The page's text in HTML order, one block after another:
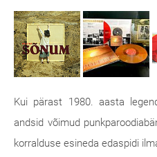
Kui pärast 1980. aasta
andsid võimud
korralduse esineda edaspidi